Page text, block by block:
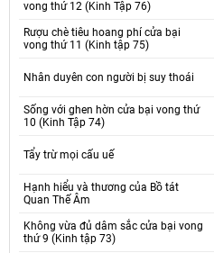
vong thứ 12 (Kinh Tập 76)
Rượu chè tiêu hoang phí cửa bại
vong thứ 11 (Kinh tập 75)
Nhân duyên con người bị suy thoái
Sống với ghen hờn cửa bại vong thứ
10 (Kinh Tập 74)
Tẩy trừ mọi cấu uế
Hạnh hiểu và thương của Bồ tát
Quan Thế Âm
Không vừa đủ dâm sắc cửa bại vong
thứ 9 (Kinh tập 73)